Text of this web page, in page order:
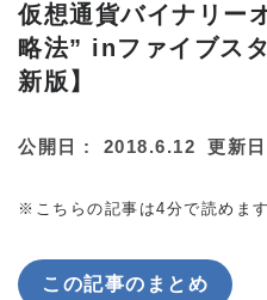
仮想通貨バイナリー
略法” inファイブス
新版】
公開日 : 2018.6.12 更新
※こちらの記事は4分で読めます
この記事のまとめ